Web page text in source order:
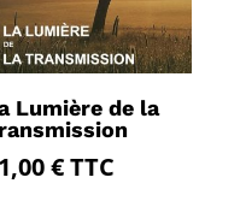
Lumière de la
€TTC